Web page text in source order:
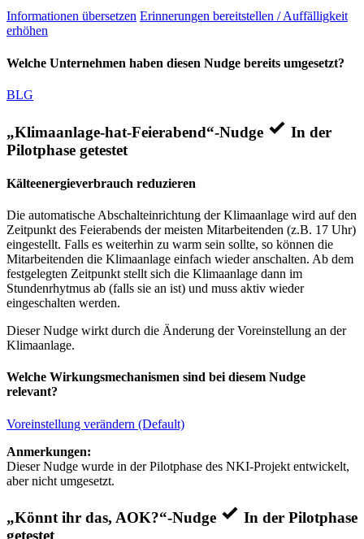
Informationen übersetzen Erinnerungen bereitstellen / Auffälligkeit
erhöhen
Welche Unternehmen haben diesen Nudge bereits umgesetzt?
BLG
„Klimaanlage-hat-Feierabend“-Nudge
In der
Pilotphase getestet
Kälteenergieverbrauch reduzieren
Die automatische Abschalteinrichtung der Klimaanlage wird auf den
Zeitpunkt des Feierabends der meisten Mitarbeitenden (z.B. 17 Uhr)
eingestellt. Falls es weiterhin zu warm sein sollte, so können die
Mitarbeitenden die Klimaanlage einfach wieder anschalten. Ab dem
festgelegten Zeitpunkt stellt sich die Klimaanlage dann im
Stundenrhytmus ab (falls sie an ist) und muss aktiv wieder
eingeschalten werden.
Dieser Nudge wirkt durch die Änderung der Voreinstellung an der
Klimaanlage.
Welche Wirkungsmechanismen sind bei diesem Nudge
relevant?
Voreinstellung verändern (Default)
Anmerkungen:
Dieser Nudge wurde in der Pilotphase des NKI-Projekt entwickelt,
aber nicht umgesetzt.
„Könnt ihr das, AOK?“-Nudge
In der Pilotphase